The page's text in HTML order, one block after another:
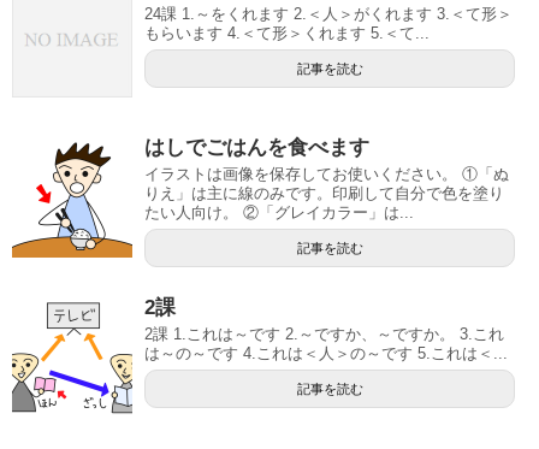
24課 1.～をくれます 2.＜人＞がくれます 3.＜て形＞
もらいます 4.＜て形＞くれます 5.＜て...
記事を読む
はしでごはんを食べます
イラストは画像を保存してお使いください。 ①「ぬ
りえ」は主に線のみです。印刷して自分で色を塗り
たい人向け。 ②「グレイカラー」は...
記事を読む
2課
2課 1.これは～です 2.～ですか、～ですか。 3.これ
は～の～です 4.これは＜人＞の～です 5.これは＜...
記事を読む